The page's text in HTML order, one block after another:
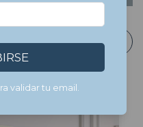
validar tu email.